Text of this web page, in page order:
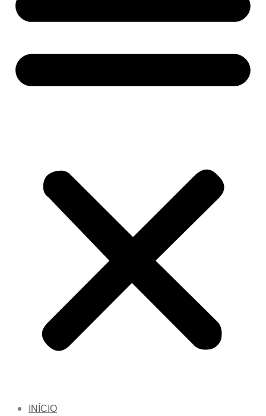
INÍCIO